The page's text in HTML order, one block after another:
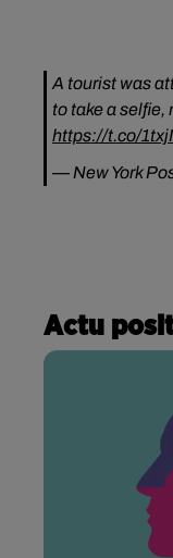
A tourist was
to take a
https://t.co/
— New York
Actu